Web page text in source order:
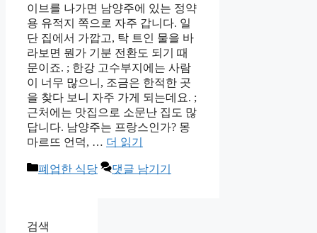
이브를 나가면 남양주에 있는 정약
용 유적지 쪽으로 자주 갑니다. 일
단 집에서 가깝고, 탁 트인 물을 바
라보면 뭔가 기분 전환도 되기 때
문이죠. ; 한강 고수부지에는 사람
이 너무 많으니, 조금은 한적한 곳
을 찾다 보니 자주 가게 되는데요. ;
근처에는 맛집으로 소문난 집도 많
답니다. 남양주는 프랑스인가? 몽
마르뜨 언덕, … 더 읽기
카
폐업한 식당 댓글 남기기
검색